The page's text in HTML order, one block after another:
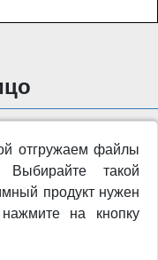
отгружаем файлы
такой
продукт нужен
на кнопку